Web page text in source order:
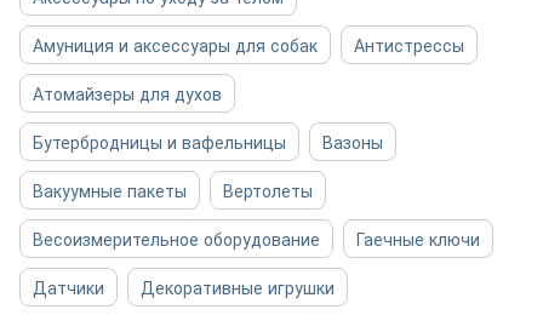
Амуниция и аксессуары для собак
Антистрессы
Атомайзеры для духов
Бутербродницы и вафельницы
Вазоны
Вакуумные пакеты
Вертолеты
Весоизмерительное оборудование
Гаечные ключи
Датчики
Декоративные игрушки